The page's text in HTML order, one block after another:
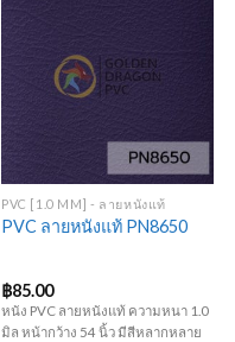
PVC [1.0 MM] - ลายหนังแท้
PVC ลายหนังแท้ PN8650
฿85.00
หนัง PVC ลายหนังแท้ ความหนา 1.0
มิล หน้ากว้าง 54 นิ้ว มีสีหลากหลาย